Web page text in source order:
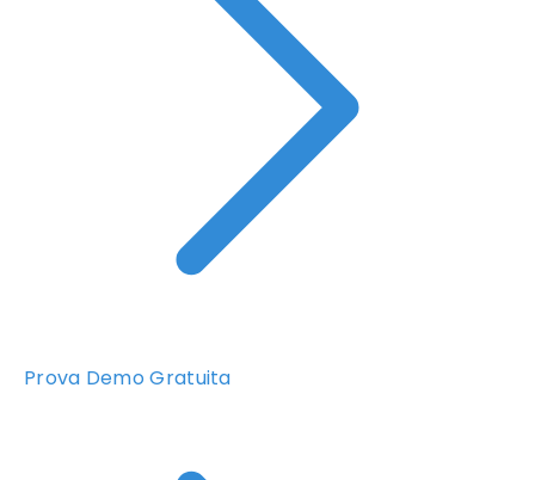
Prova Demo Gratuita